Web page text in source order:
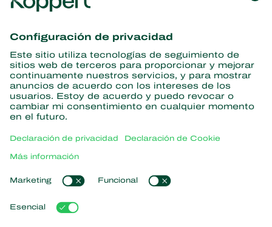
información
Suscríbase aquí
Partners with Nature
Avispas parásitas
Nematodos beneficiosos
Microorganismos beneficiosos
Protección de cultivos
Acerca de Koppert
Novedades e información
Trabajar en Koppert
Enlaces populares
Experiencias de los usuarios